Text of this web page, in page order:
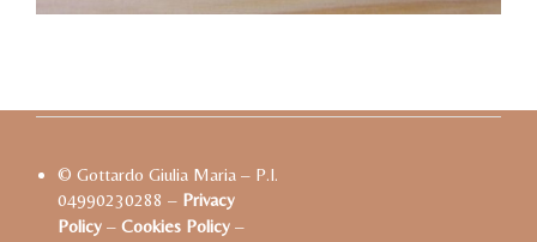
© Gottardo Giulia Maria – P.I.
04990230288 – Privacy
Policy– Cookies Policy–